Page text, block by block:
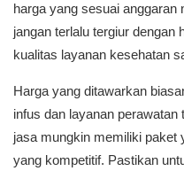
harga yang sesuai anggaran
jangan terlalu tergiur dengan
kualitas layanan kesehatan
Harga yang ditawarkan
infus dan layanan perawatan
jasa mungkin memiliki paket
yang kompetitif. Pastikan